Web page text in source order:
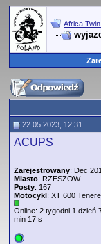
Africa
22.05.2023, 12:31
ACUPS
Zarejestrowany: Dec
Miasto: RZESZOW
Posty: 167
Motocykl: XT 600
Online: 2 tygodni 1 dzień
min 17 s